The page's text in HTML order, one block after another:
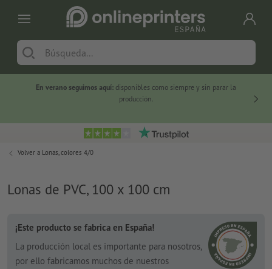
En verano seguimos aquí: disponibles como siempre y sin parar la
producción.
Volver a Lonas, colores 4/0
Lonas de PVC, 100 x 100 cm
¡Este producto se fabrica en España!
La producción local es importante para nosotros,
por ello fabricamos muchos de nuestros